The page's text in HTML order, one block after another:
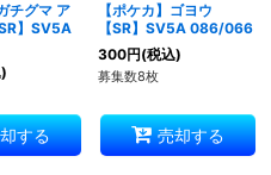
チグマ ア
】SV5A
する
【ポケカ】ゴヨウ
【SR】SV5A 086/066
300円(税込)
募集数8枚
売却する